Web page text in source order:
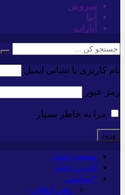
سروش
ایتا
آپارات
نام کاربری یا نشانی ایمیل
رمز عبور
مرا به خاطر بسپار
صفحه اصلی
آخرین اخبار
*سیاسی
رهبر انقلاب